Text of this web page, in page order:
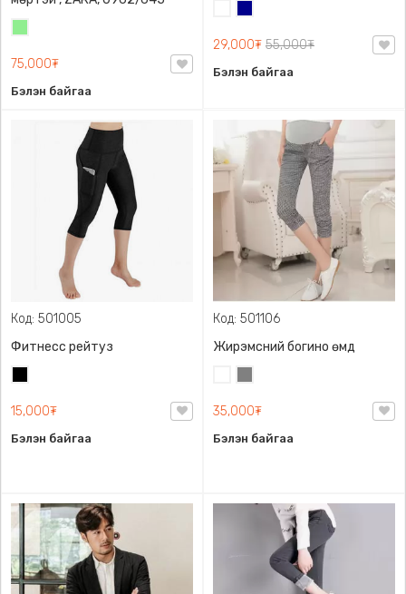
75,000₮
Бэлэн байгаа
29,000₮ 55,000₮
Бэлэн байгаа
Код: 501005
Фитнесс рейтуз
15,000₮
Бэлэн байгаа
Код: 501106
Жирэмсний богино өмд
35,000₮
Бэлэн байгаа